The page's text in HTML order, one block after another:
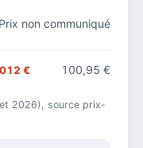
Prix non communiqué
€ 100,95 €
2026), source prix-